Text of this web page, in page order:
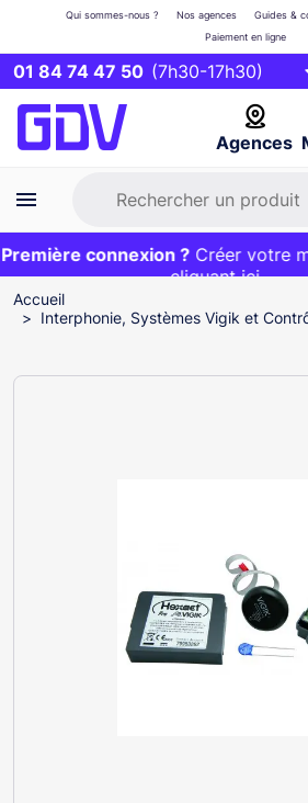
01 84 74 47 50 (7h30-17h30)
Agences
Qui sommes-nous ? Nos agences Guides &
Paiement en ligne
Première commande ?20€
et livraison 24/48h gratuite avec
connexion ? Créer votre
cliquant ici
EXCLU WEB :
Accueil
Interphonie, Systèmes Vigik et